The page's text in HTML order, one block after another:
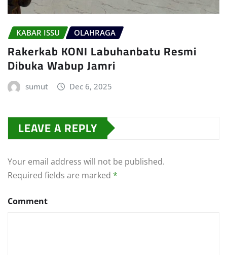
KABAR ISSU OLAHRAGA
Rakerkab KONI Labuhanbatu Resmi
Dibuka Wabup Jamri
sumut Dec 6, 2025
LEAVE A REPLY
Your email address will not be published.
Required fields are marked *
Comment